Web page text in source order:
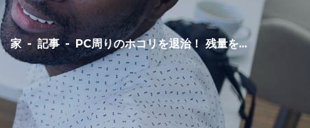
家 - 記事 - PC周りのホコリを退治！ 残量を...